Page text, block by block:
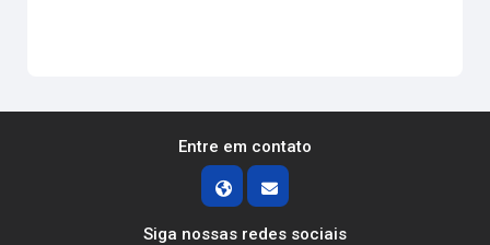
Entre em contato
Siga nossas redes sociais